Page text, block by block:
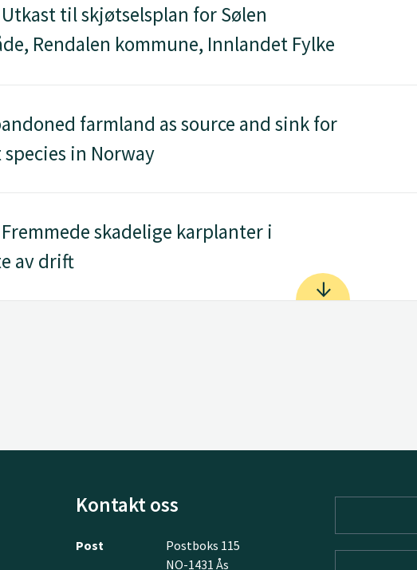
Utkast til skjøtselsplan for Sølen
Rendalen kommune, Innlandet Fylke
farmland as source and sink for
in Norway
Fremmede skadelige karplanter i
av drift
Kontakt oss
Post
Postboks 115
NO-1431 Ås